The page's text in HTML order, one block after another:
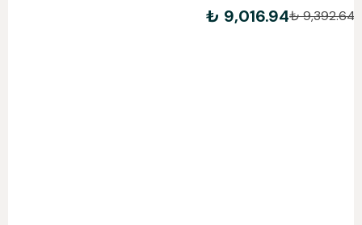
5903703901
₺ 9,016.94₺ 9,392.64